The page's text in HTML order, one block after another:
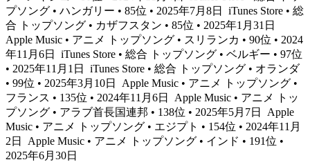
プソング • ハンガリー • 85位 • 2025年7月8日
iTunes Store • 総
合 トップソング • カザフスタン • 85位 • 2025年1月31日
Apple Music • アニメ トップソング • スリランカ • 90位 • 2024
年11月6日
iTunes Store • 総合 トップソング • ベルギー • 97位
• 2025年11月1日
iTunes Store • 総合 トップソング • オランダ
• 99位 • 2025年3月10日
Apple Music • アニメ トップソング •
フランス • 135位 • 2024年11月6日
Apple Music • アニメ トッ
プソング • アラブ首長国連邦 • 138位 • 2025年5月7日
Apple
Music • アニメ トップソング • エジプト • 154位 • 2024年11月
2日
Apple Music • アニメ トップソング • インド • 191位 •
2025年6月30日